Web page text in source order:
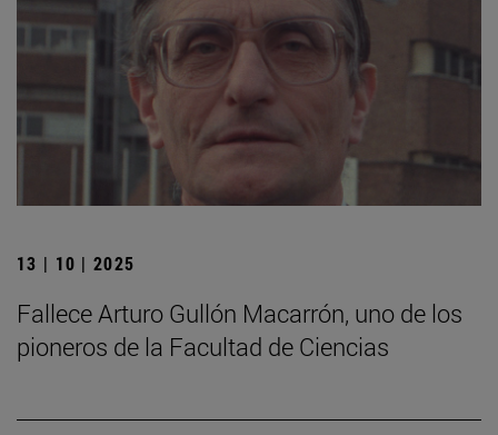
13 | 10 | 2025
Fallece Arturo Gullón Macarrón, uno de los
pioneros de la Facultad de Ciencias